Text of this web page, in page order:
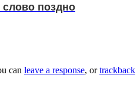
поздно
can leave a response, ortrackback